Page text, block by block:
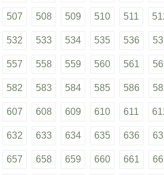
507 508 509 510 511
532 533 534 535 536
557 558 559 560 561
582 583 584 585 586
607 608 609 610 611
632 633 634 635 636
657 658 659 660 661